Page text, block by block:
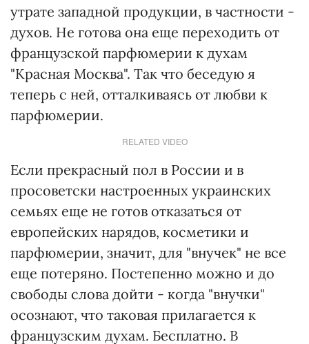
утрате западной продукции, в частности -
духов. Не готова она еще переходить от
французской парфюмерии к духам
"Красная Москва". Так что беседую я
теперь с ней, отталкиваясь от любви к
парфюмерии.
RELATED VIDEO
Если прекрасный пол в России и в
просоветски настроенных украинских
семьях еще не готов отказаться от
европейских нарядов, косметики и
парфюмерии, значит, для "внучек" не все
еще потеряно. Постепенно можно и до
свободы слова дойти - когда "внучки"
осознают, что таковая прилагается к
французским духам. Бесплатно. В